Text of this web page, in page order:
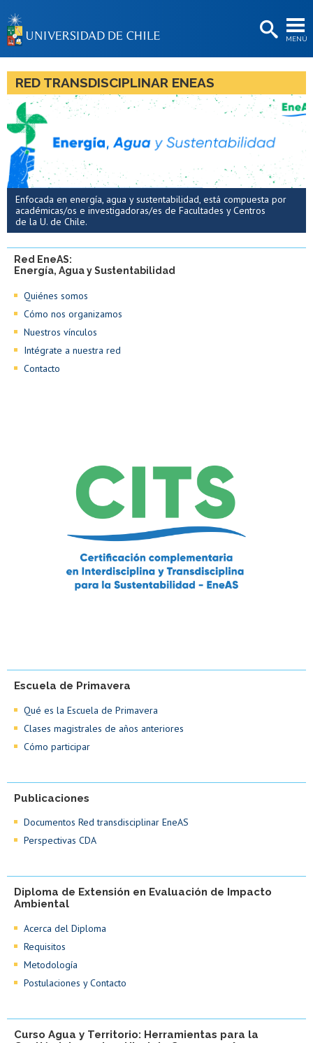
MENÚ
BIBLIOTECAS
LA UNIVERSIDAD
Postulantes
Funcionarias/os
Egresadas/os
RED TRANSDISCIPLINAR ENEAS
Enfocada en energía, agua y sustentabilidad, está compuesta por
académicas/os e investigadoras/es de Facultades y Centros
de la U. de Chile.
Red EneAS:
Energía, Agua y Sustentabilidad
Quiénes somos
Cómo nos organizamos
Nuestros vínculos
Intégrate a nuestra red
Contacto
Escuela de Primavera
Qué es la Escuela de Primavera
Clases magistrales de años anteriores
Cómo participar
Publicaciones
Documentos Red transdisciplinar EneAS
Perspectivas CDA
Diploma de Extensión en Evaluación de Impacto
Ambiental
Acerca del Diploma
Requisitos
Metodología
Postulaciones y Contacto
Curso Agua y Territorio: Herramientas para la